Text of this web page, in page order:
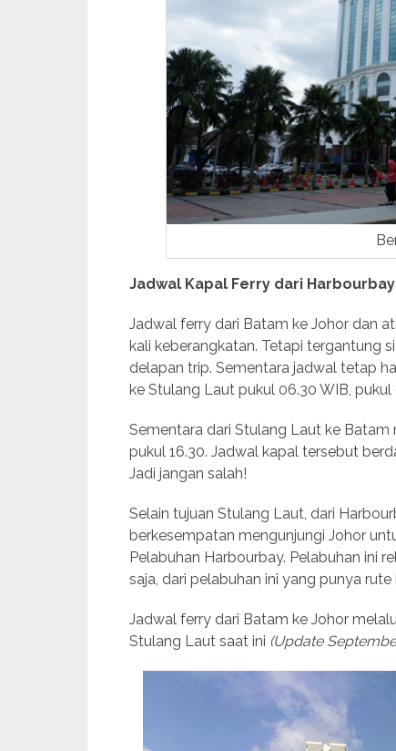
Jadwal Kapal Ferry dari
Jadwal ferry dari Batam ke Johor dan
kali keberangkatan. Tetapi tergantung
delapan trip. Sementara jadwal tetap
ke Stulang Laut pukul 06.30 WIB, pukul
Sementara dari Stulang Laut ke Batam
pukul 16.30. Jadwal kapal tersebut
Jadi jangan salah!
Selain tujuan Stulang Laut, dari
berkesempatan mengunjungi Johor
Pelabuhan Harbourbay. Pelabuhan ini
saja, dari pelabuhan ini yang punya
Jadwal ferry dari Batam ke Johor
Stulang Laut saat ini (Update